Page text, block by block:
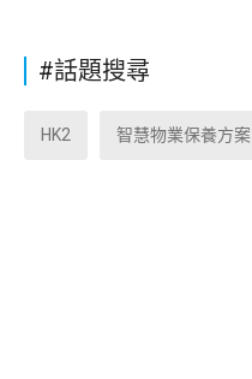
#話題搜尋
HK2 智慧物業保養方案